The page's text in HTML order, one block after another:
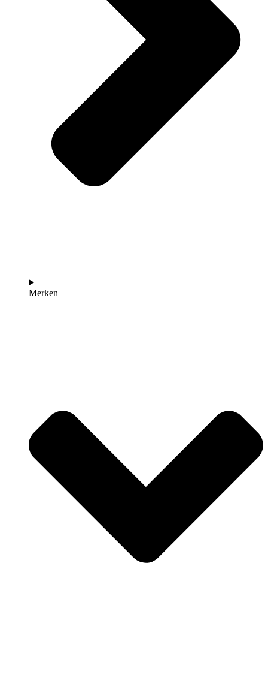
Merken